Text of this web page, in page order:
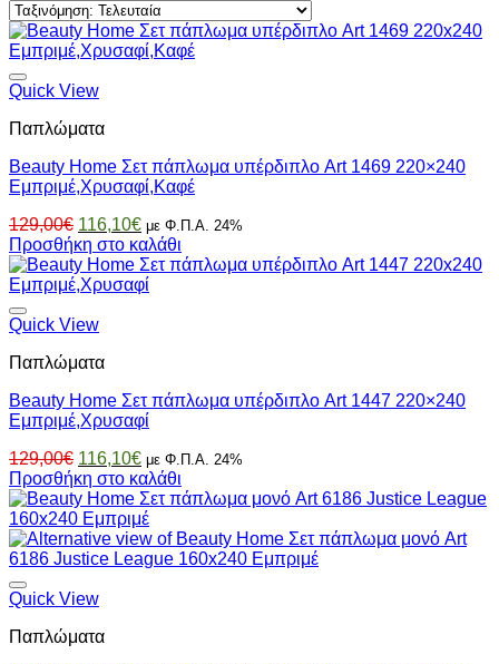
latest
Quick View
Παπλώματα
Beauty Home Σετ πάπλωμα υπέρδιπλο Art 1469 220×240
Εμπριμέ,Χρυσαφί,Καφέ
129,00€ Original
price
was:
129,00€.
116,10€Η
τρέχουσα
τιμή
είναι:
με Φ.Π.Α. 24%
Προσθήκη στο καλάθι
Quick View
Παπλώματα
Beauty Home Σετ πάπλωμα υπέρδιπλο Art 1447 220×240
Εμπριμέ,Χρυσαφί
129,00€ Original
price
was:
129,00€.
116,10€Η
τρέχουσα
τιμή
είναι:
116,10€.
με Φ.Π.Α. 24%
Προσθήκη στο καλάθι
Quick View
Παπλώματα